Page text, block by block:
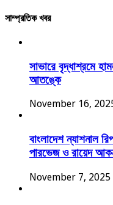
সাম্প্রতিক খবর
সাভারে বৃদ্ধাশ্রমে
আতঙ্কে
November 16,
বাংলাদেশ ন্যাশনাল
পারভেজ ও রায়েদ
November 7, 2025